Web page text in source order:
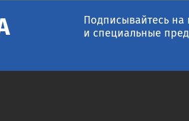
Подписывайтесь на
и специальные